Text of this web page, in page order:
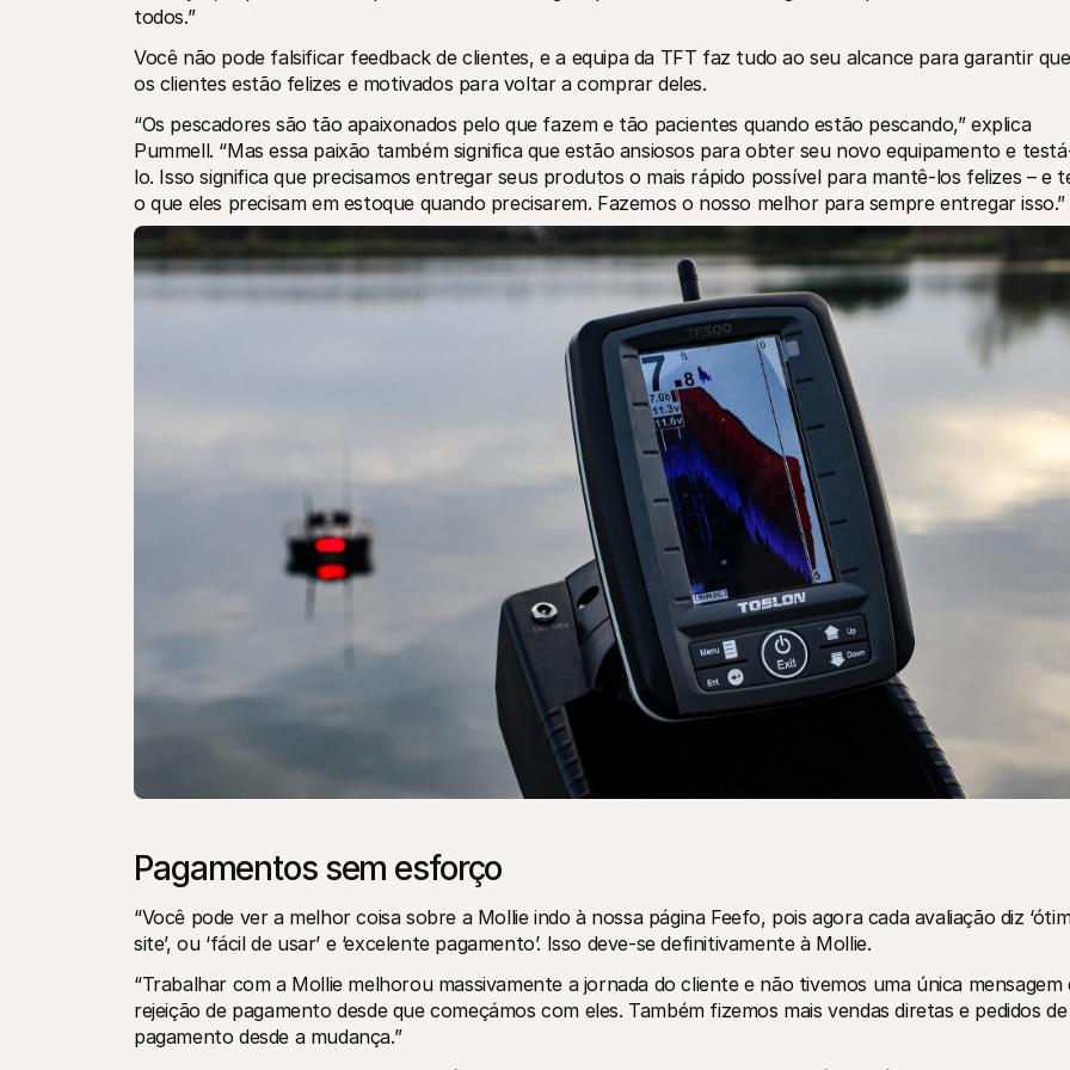
todos.”
Você não pode falsificar feedback de clientes, e a equipa da TFT faz tudo ao seu alcance para garantir que
os clientes estão felizes e motivados para voltar a comprar deles.
“Os pescadores são tão apaixonados pelo que fazem e tão pacientes quando estão pescando,” explica
Pummell. “Mas essa paixão também significa que estão ansiosos para obter seu novo equipamento e
lo. Isso significa que precisamos entregar seus produtos o mais rápido possível para mantê-los felizes – e
o que eles precisam em estoque quando precisarem. Fazemos o nosso melhor para sempre entregar isso.”
Pagamentos sem esforço
“Você pode ver a melhor coisa sobre a Mollie indo à nossa página Feefo, pois agora cada avaliação diz
site’, ou ‘fácil de usar’ e ‘excelente pagamento’. Isso deve-se definitivamente à Mollie.
“Trabalhar com a Mollie melhorou massivamente a jornada do cliente e não tivemos uma única mensagem
rejeição de pagamento desde que começámos com eles. Também fizemos mais vendas diretas e pedidos de
pagamento desde a mudança.”